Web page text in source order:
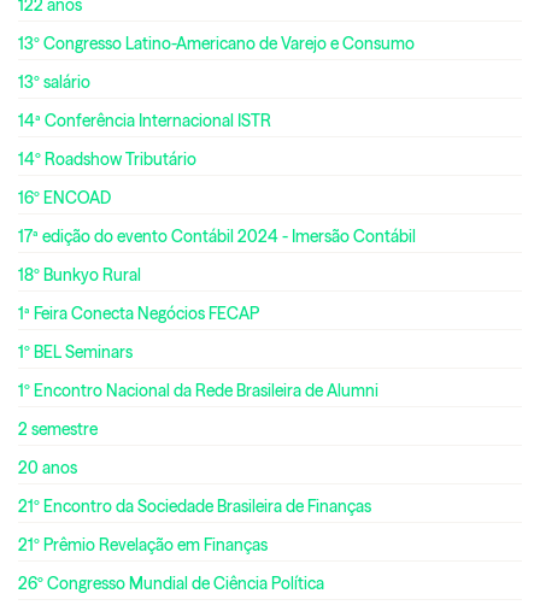
122 anos
13º Congresso Latino-Americano de Varejo e Consumo
13º salário
14ª Conferência Internacional ISTR
14º Roadshow Tributário
16º ENCOAD
17ª edição do evento Contábil 2024 - Imersão Contábil
18º Bunkyo Rural
1ª Feira Conecta Negócios FECAP
1º BEL Seminars
1º Encontro Nacional da Rede Brasileira de Alumni
2 semestre
20 anos
21º Encontro da Sociedade Brasileira de Finanças
21º Prêmio Revelação em Finanças
26º Congresso Mundial de Ciência Política